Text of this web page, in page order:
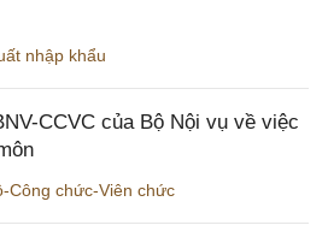
nhập khẩu
CCVC của Bộ Nội vụ về việc
Công chức-Viên chức